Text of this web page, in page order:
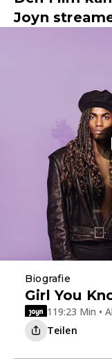
Joyn
Biografie
Girl You
119:23 Min •
Teilen